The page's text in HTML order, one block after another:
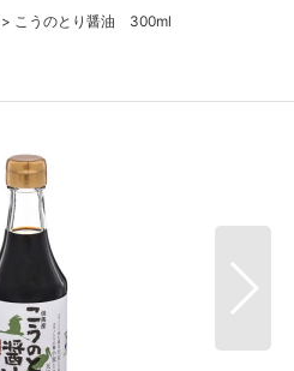
> こうのとり醤油 300ml